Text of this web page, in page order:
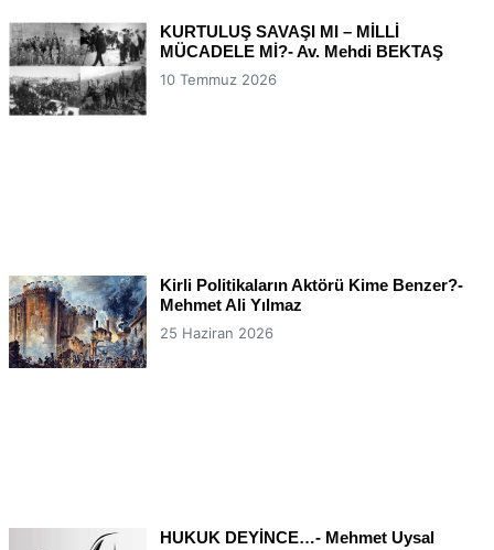
KURTULUŞ SAVAŞI MI – MİLLİ
MÜCADELE Mİ?- Av. Mehdi BEKTAŞ
10 Temmuz 2026
Kirli Politikaların Aktörü Kime Benzer?-
Mehmet Ali Yılmaz
25 Haziran 2026
HUKUK DEYİNCE…- Mehmet Uysal